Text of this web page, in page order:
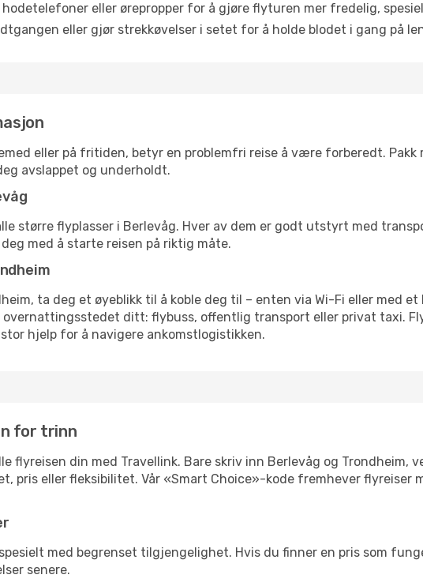
hodetelefoner eller ørepropper for å gjøre flyturen mer fredelig,
eller gjør strekkøvelser i setet for å holde blodet i gang på
eller på fritiden, betyr en problemfri reise å være forberedt. Pakk
avslappet og underholdt.
større flyplasser i Berlevåg. Hver av dem er godt utstyrt med
med å starte reisen på riktig måte.
ta deg et øyeblikk til å koble deg til – enten via Wi-Fi eller med
overnattingsstedet ditt: flybuss, offentlig transport eller privat taxi.
hjelp for å navigere ankomstlogistikken.
for trinn
flyreisen din med Travellink. Bare skriv inn Berlevåg og Trondheim,
pris eller fleksibilitet. Vår «Smart Choice»-kode fremhever flyreiser
med begrenset tilgjengelighet. Hvis du finner en pris som
senere.